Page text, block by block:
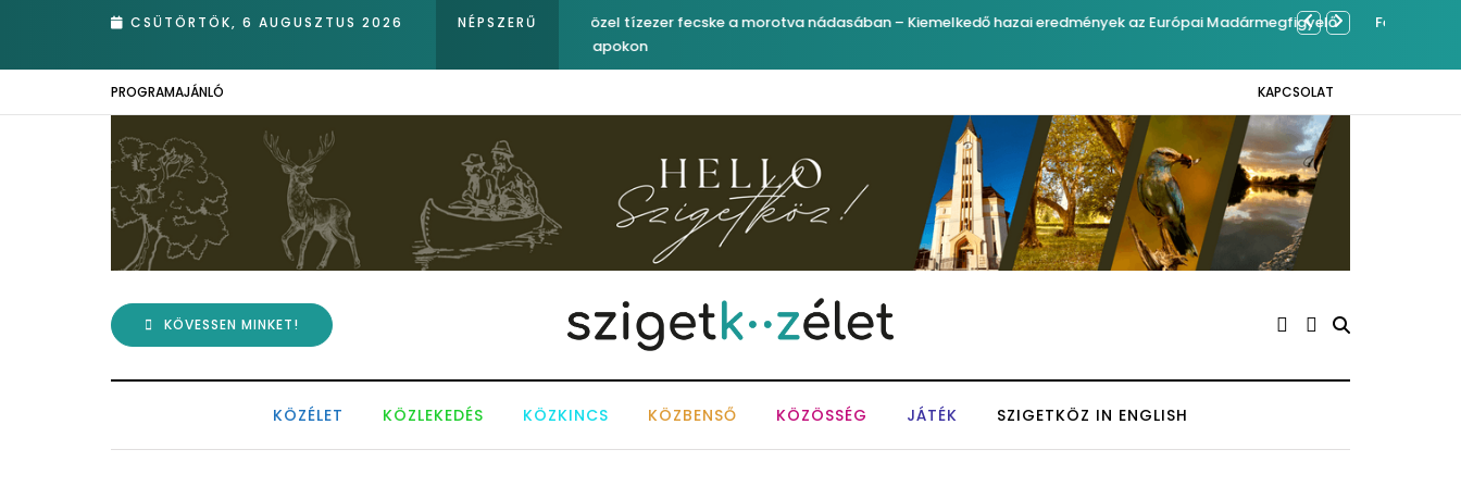
CSÜTÖRTÖK, 6 AUGUSZTUS 2026 NÉPSZERŰ
nádasában – Kiemelkedő hazai eredmények az Európai Madármegfigyelő Ferenc József és József nádor ükunokája tért be nemrégiben Kázmérra Év
PROGRAMAJÁNLÓ KAPCSOLAT
KÖVESSEN MINKET!
KÖZÉLET KÖZLEKEDÉS KÖZKINCS KÖZBENSŐ KÖZÖSSÉG JÁTÉK SZIGETKÖZ IN ENGLISH